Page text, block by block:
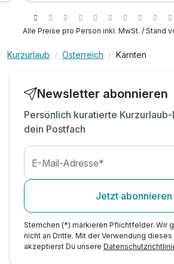
Salaten
inkl. Gästecard**
inkl. Kinderbetreuung an 6 Tagen
Tipp: Skischule und Skiverleih
Alle Preise pro Person inkl. MwSt. / Stand
Kurzurlaub Österreich Kärnten
Newsletter abonnieren
Persönlich kuratierte
dein Postfach
E-Mail-Adresse*
Jetzt abonnieren
Sternchen (*) markieren Pflichtfelder. Wir
nicht an Dritte. Mit der Verwendung dieses
akzeptierst Du unsere